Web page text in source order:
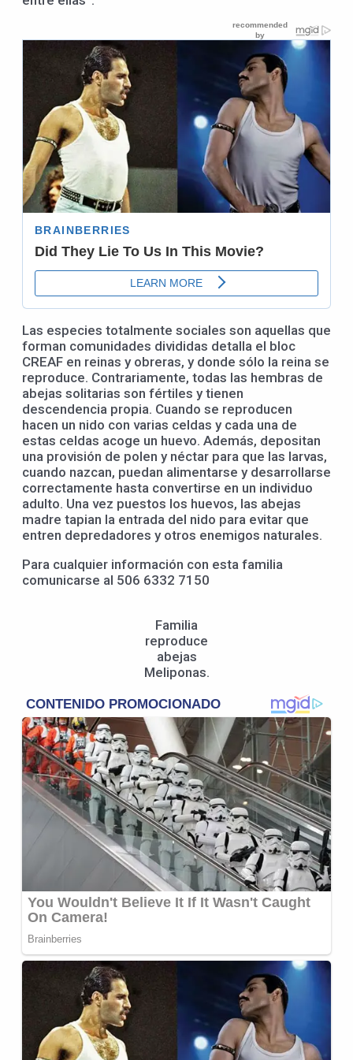
Las especies totalmente sociales son aquellas que
forman comunidades divididas detalla el bloc
CREAF en reinas y obreras, y donde sólo la reina se
reproduce. Contrariamente, todas las hembras de
abejas solitarias son fértiles y tienen
descendencia propia. Cuando se reproducen
hacen un nido con varias celdas y cada una de
estas celdas acoge un huevo. Además, depositan
una provisión de polen y néctar para que las larvas,
cuando nazcan, puedan alimentarse y desarrollarse
correctamente hasta convertirse en un individuo
adulto. Una vez puestos los huevos, las abejas
madre tapian la entrada del nido para evitar que
entren depredadores y otros enemigos naturales.
Para cualquier información con esta familia
comunicarse al 506 6332 7150
Familia
reproduce
abejas
Meliponas.